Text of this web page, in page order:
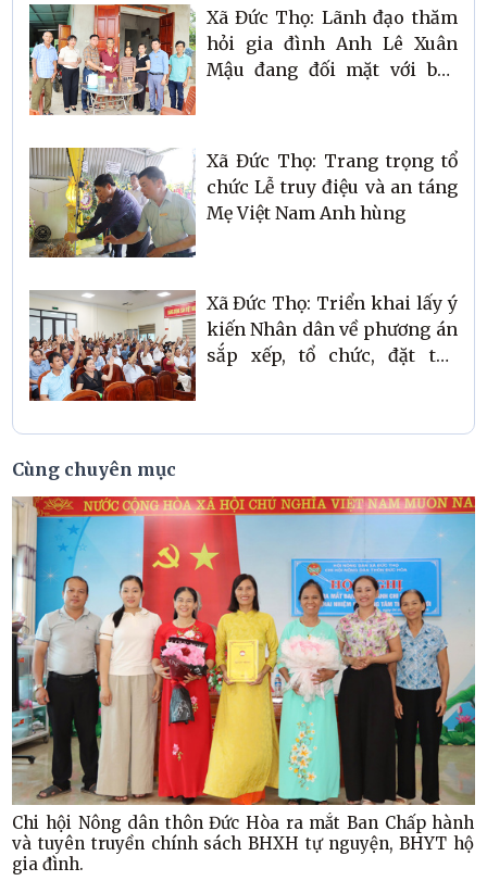
Xã Đức Thọ: Lãnh đạo thăm
hỏi gia đình Anh Lê Xuân
Mậu đang đối mặt với bạo
Xã Đức Thọ: Trang trọng tổ
chức Lễ truy điệu và an táng
Mẹ Việt Nam Anh hùng
Xã Đức Thọ: Triển khai lấy ý
kiến Nhân dân về phương án
sắp xếp, tổ chức, đặt tên
Cùng chuyên mục
Chi hội Nông dân thôn Đức Hòa ra mắt Ban Chấp hành
và tuyên truyền chính sách BHXH tự nguyện, BHYT hộ
gia đình.